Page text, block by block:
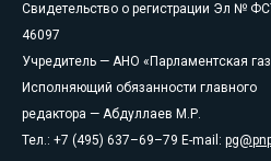
Свидетельство о регистрации Эл №
46097
Учредитель — АНО «Парламентская
Исполняющий обязанности главного
редактора — Абдуллаев М.Р.
Тел.: +7 (495) 637–69–79 E-mail: